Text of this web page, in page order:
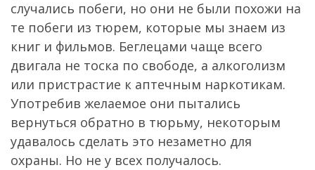
случались побеги, но они не были похожи на
те побеги из тюрем, которые мы знаем из
книг и фильмов. Беглецами чаще всего
двигала не тоска по свободе, а алкоголизм
или пристрастие к аптечным наркотикам.
Употребив желаемое они пытались
вернуться обратно в тюрьму, некоторым
удавалось сделать это незаметно для
охраны. Но не у всех получалось.